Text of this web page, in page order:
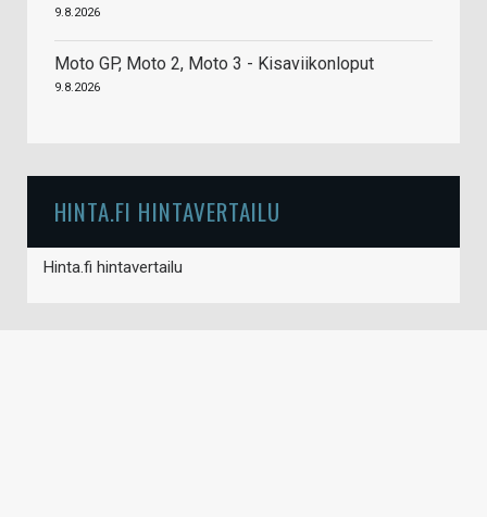
9.8.2026
Moto GP, Moto 2, Moto 3 - Kisaviikonloput
9.8.2026
HINTA.FI HINTAVERTAILU
Hinta.fi hintavertailu